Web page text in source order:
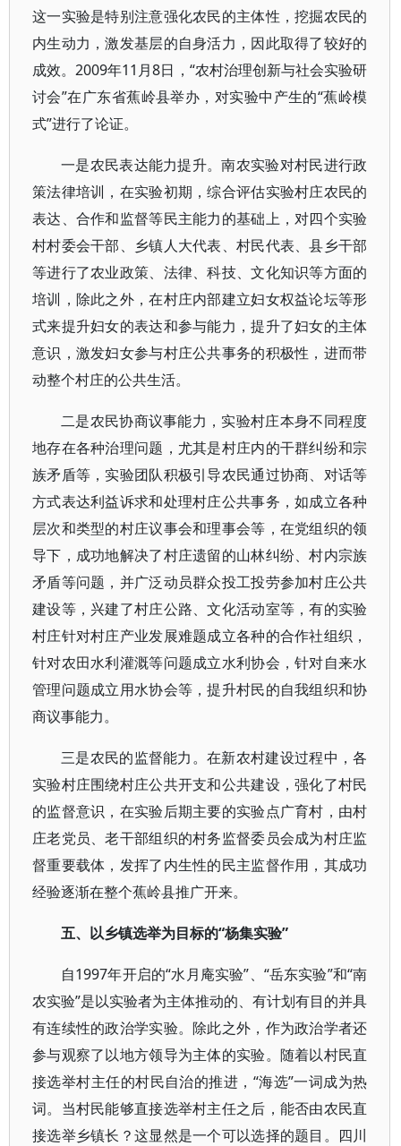
这一实验是特别注意强化农民的主体性，挖掘农民的
内生动力，激发基层的自身活力，因此取得了较好的
成效。2009年11月8日，“农村治理创新与社会实验研
讨会”在广东省蕉岭县举办，对实验中产生的“蕉岭模
式”进行了论证。
一是农民表达能力提升。南农实验对村民进行政
策法律培训，在实验初期，综合评估实验村庄农民的
表达、合作和监督等民主能力的基础上，对四个实验
村村委会干部、乡镇人大代表、村民代表、县乡干部
等进行了农业政策、法律、科技、文化知识等方面的
培训，除此之外，在村庄内部建立妇女权益论坛等形
式来提升妇女的表达和参与能力，提升了妇女的主体
意识，激发妇女参与村庄公共事务的积极性，进而带
动整个村庄的公共生活。
二是农民协商议事能力，实验村庄本身不同程度
地存在各种治理问题，尤其是村庄内的干群纠纷和宗
族矛盾等，实验团队积极引导农民通过协商、对话等
方式表达利益诉求和处理村庄公共事务，如成立各种
层次和类型的村庄议事会和理事会等，在党组织的领
导下，成功地解决了村庄遗留的山林纠纷、村内宗族
矛盾等问题，并广泛动员群众投工投劳参加村庄公共
建设等，兴建了村庄公路、文化活动室等，有的实验
村庄针对村庄产业发展难题成立各种的合作社组织，
针对农田水利灌溉等问题成立水利协会，针对自来水
管理问题成立用水协会等，提升村民的自我组织和协
商议事能力。
三是农民的监督能力。在新农村建设过程中，各
实验村庄围绕村庄公共开支和公共建设，强化了村民
的监督意识，在实验后期主要的实验点广育村，由村
庄老党员、老干部组织的村务监督委员会成为村庄监
督重要载体，发挥了内生性的民主监督作用，其成功
经验逐渐在整个蕉岭县推广开来。
五、以乡镇选举为目标的“杨集实验”
自1997年开启的“水月庵实验”、“岳东实验”和“南
农实验”是以实验者为主体推动的、有计划有目的并具
有连续性的政治学实验。除此之外，作为政治学者还
参与观察了以地方领导为主体的实验。随着以村民直
接选举村主任的村民自治的推进，“海选”一词成为热
词。当村民能够直接选举村主任之后，能否由农民直
接选举乡镇长？这显然是一个可以选择的题目。四川